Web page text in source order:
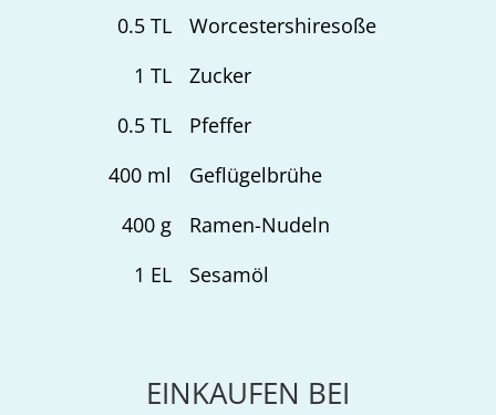
0.5TL
Worcestershiresoße
1 TL
Zucker
0.5TL
Pfeffer
400ml
Geflügelbrühe
400g
Ramen-Nudeln
1 EL Sesamöl
EINKAUFEN BEI